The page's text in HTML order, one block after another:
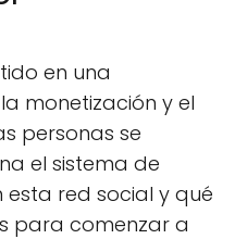
en una
monetización y el
personas se
el sistema de
red social y qué
para comenzar a